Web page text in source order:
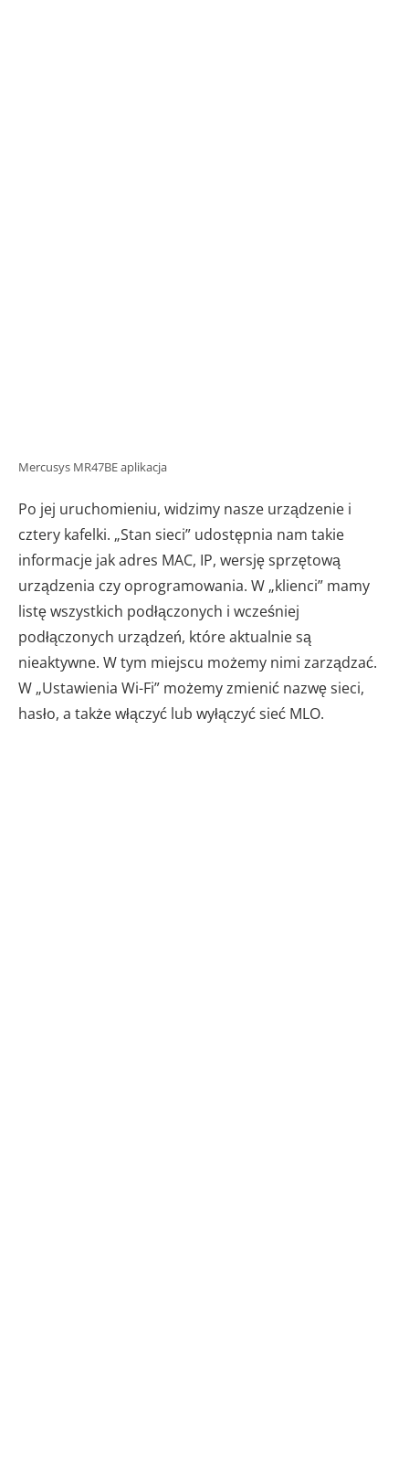
Mercusys MR47BE aplikacja
Po jej uruchomieniu, widzimy nasze urządzenie i
cztery kafelki. „Stan sieci” udostępnia nam takie
informacje jak adres MAC, IP, wersję sprzętową
urządzenia czy oprogramowania. W „klienci” mamy
listę wszystkich podłączonych i wcześniej
podłączonych urządzeń, które aktualnie są
nieaktywne. W tym miejscu możemy nimi zarządzać.
W „Ustawienia Wi-Fi” możemy zmienić nazwę sieci,
hasło, a także włączyć lub wyłączyć sieć MLO.